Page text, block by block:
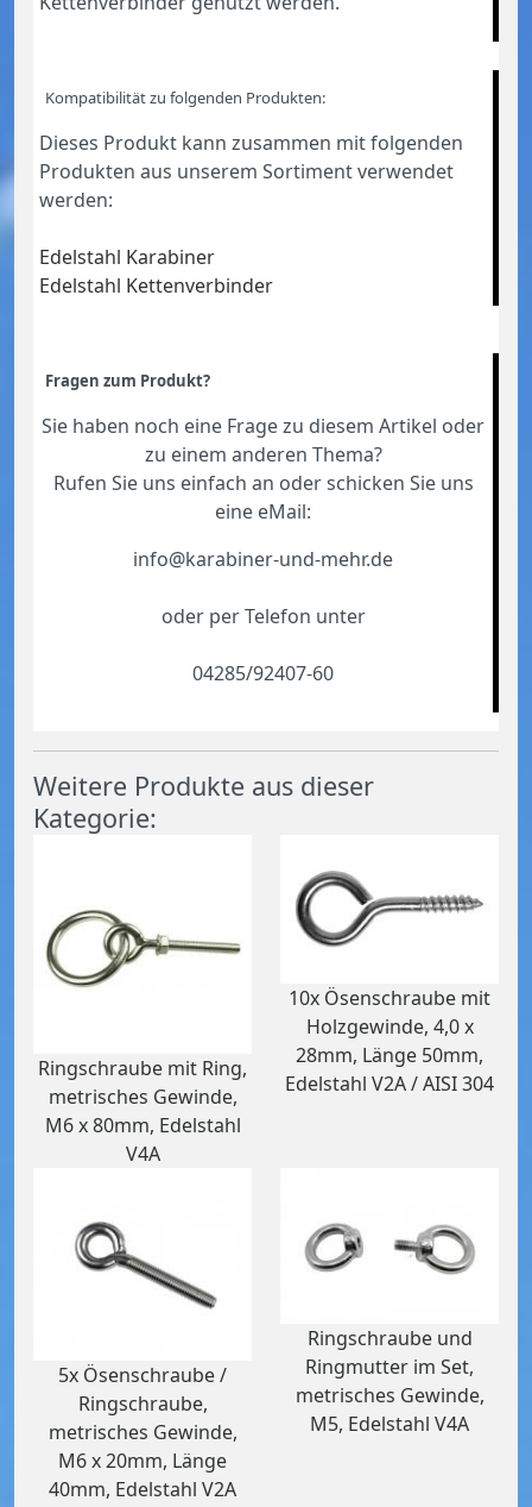
Kompatibilität zu folgenden Produkten:
Dieses Produkt kann zusammen mit folgenden
Produkten aus unserem Sortiment verwendet
werden:
Edelstahl Karabiner
Edelstahl Kettenverbinder
Fragen zum Produkt?
Sie haben noch eine Frage zu diesem Artikel oder
zu einem anderen Thema?
Rufen Sie uns einfach an oder schicken Sie uns
eine eMail:
info@karabiner-und-mehr.de
oder per Telefon unter
04285/92407-60
Weitere Produkte aus dieser
Kategorie:
Ringschraube mit Ring,
metrisches Gewinde,
M6 x 80mm, Edelstahl
V4A
10x Ösenschraube mit
Holzgewinde, 4,0 x
28mm, Länge 50mm,
Edelstahl V2A / AISI 304
5x Ösenschraube /
Ringschraube,
metrisches Gewinde,
M6 x 20mm, Länge
40mm, Edelstahl V2A
Ringschraube und
Ringmutter im Set,
metrisches Gewinde,
M5, Edelstahl V4A